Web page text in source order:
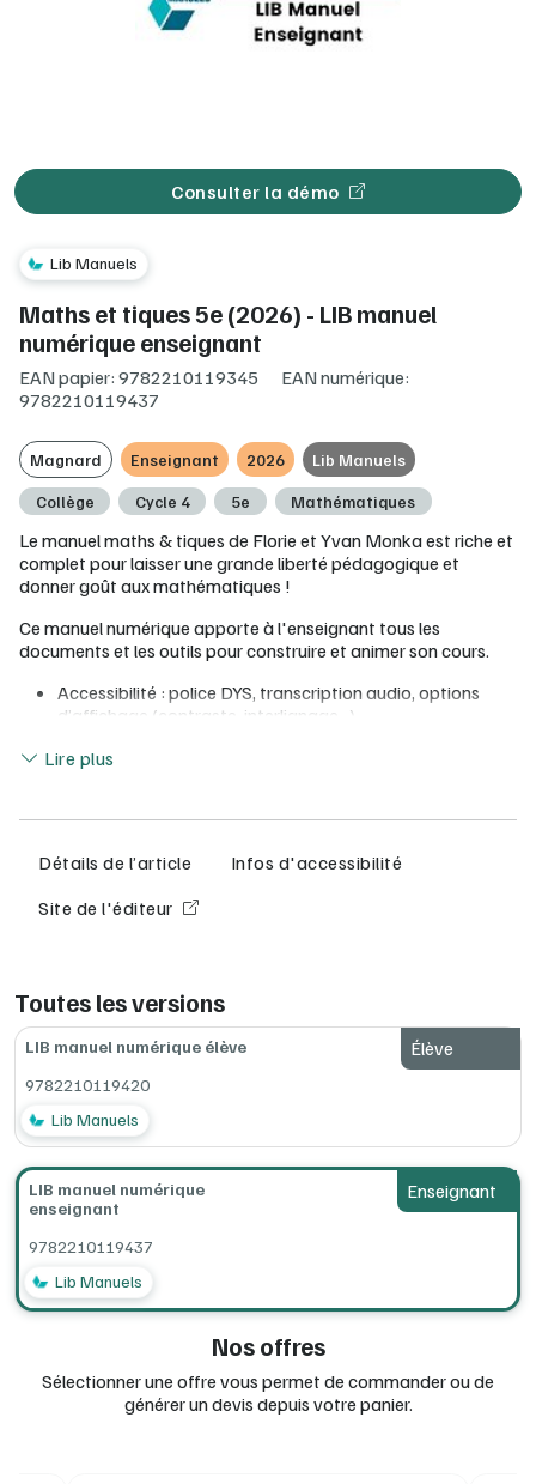
Consulter la démo
Lib Manuels
Maths et tiques 5e (2026) - LIB manuel
numérique enseignant
EAN papier: 9782210119345
EAN numérique:
9782210119437
Magnard Enseignant 2026 Lib Manuels
Collège Cycle 4 5e Mathématiques
Le manuel maths & tiques de Florie et Yvan Monka est riche et
complet pour laisser une grande liberté pédagogique et
donner goût aux mathématiques !
Ce manuel numérique apporte à l'enseignant tous les
documents et les outils pour construire et animer son cours.
Accessibilité : police DYS, transcription audio, options
d’affichage (contraste, interlignage…)
Personnalisation : création et partage de vos séquences
Toutes les ressources du manuel numérique élève :
Trois jeux de cartes pour s'entraîner aux automatismes,
ludique
fractions, aux nombres relatifs, au calcul littéral et aux
équations
De nombreuses ressources à imprimer pour faciliter la
mise en place des exercices et activités : dominos, cartes
au trésor, repères, schémas
Les fichiers Scratch et TICE
Et bien sûr plus de 115 vidéos de rappels, de cours et de
méthodes par Yvan Monka pour s'approprier les notions
et réviser ses connaissances
compatible ENT/GAR / plateforme d'établissement /
conforme aux recommandations CNIL (RGPD)
Configurations minimum requises (en ligne, ordinateur,
tablettes, clé USB) : consultez la documentation complète lib
MANUELS sur le site d'edulib
Lire plus
Détails de l’article
Infos d'accessibilité
Site de l'éditeur
Toutes les versions
Élève
LIB manuel numérique élève
9782210119420
Lib Manuels
Enseignant
LIB manuel numérique
enseignant
9782210119437
Lib Manuels
Nos offres
Sélectionner une offre vous permet de commander ou de
générer un devis depuis votre panier.